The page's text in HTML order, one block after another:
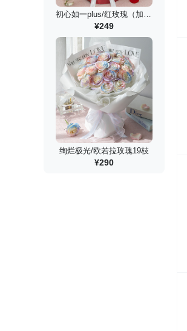
¥249
绚烂极光/欧若拉玫瑰19枝
¥290